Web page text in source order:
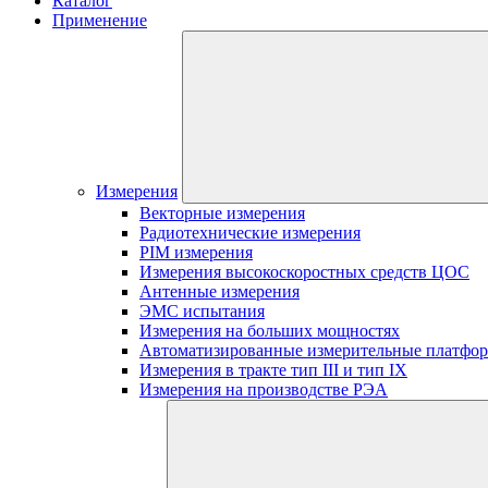
Применение
Измерения
Векторные измерения
Радиотехнические измерения
PIM измерения
Измерения высокоскоростных средств ЦОС
Антенные измерения
ЭМС испытания
Измерения на больших мощностях
Автоматизированные измерительные
Измерения в тракте тип III и тип IX
Измерения на производстве РЭА